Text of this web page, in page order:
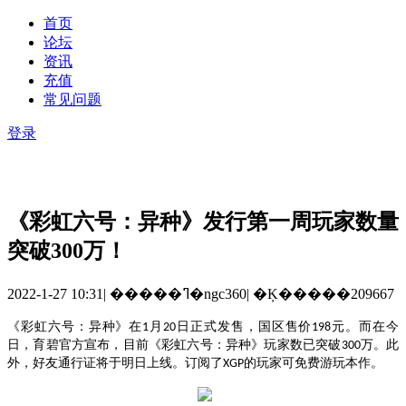
首页
论坛
资讯
充值
常见问题
登录
《彩虹六号：异种》发行第一周玩家数量
突破300万！
2022-1-27 10:31 | �����ߣ�ngc360| �Ķ�����209667
《彩虹六号：异种》在1 月 20 日正式发售，国区售价198元。而在今
日，育碧官方宣布，
目前《彩虹六号：异种》玩家数已突破 300万。 此
外， 好友通行证将于明日上线。订阅了XGP的玩家可免费游玩本作。